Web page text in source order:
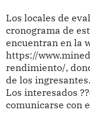
Los locales de
cronograma de
encuentran en la
https://
rendimiento/,
de los ingresantes.
Los interesados
comunicarse con